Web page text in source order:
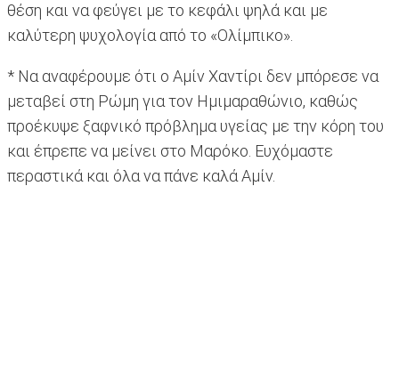
θέση και να φεύγει με το κεφάλι ψηλά και με
καλύτερη ψυχολογία από το «Ολίμπικο».
* Να αναφέρουμε ότι ο Αμίν Χαντίρι δεν μπόρεσε να
μεταβεί στη Ρώμη για τον Ημιμαραθώνιο, καθώς
προέκυψε ξαφνικό πρόβλημα υγείας με την κόρη του
και έπρεπε να μείνει στο Μαρόκο. Ευχόμαστε
περαστικά και όλα να πάνε καλά Αμίν.